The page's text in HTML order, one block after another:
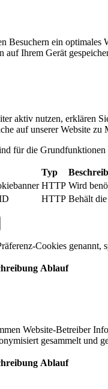
Besuchern ein
Ihrem Gerät
aktiv nutzen, erklären
auf unserer Website
für die
Typ
HTTP Wird
HTTP Behält
Cookies genannt,
Ablauf
Website-Betreiber
gesammelt und
Ablauf